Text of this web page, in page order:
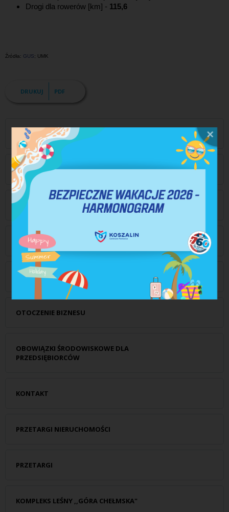
AKCJA FIRMOWY KOSZALIN
ATUTY INWESTYCYJNE
PREFERENCJE I ZWOLNIENIA PODATKOWE
PODSTREFA „KOSZALIN” SSSE
KOSZALIN W LICZBACH
OTOCZENIE BIZNESU
OBOWIĄZKI ŚRODOWISKOWE DLA
PRZEDSIĘBIORCÓW
KONTAKT
PRZETARGI NIERUCHOMOŚCI
PRZETARGI
KOMPLEKS LEŚNY ,,GÓRA CHEŁMSKA"
Drogi dla rowerów [km] - 115,6
Źródła: GUS; UMK
DRUKUJ PDF